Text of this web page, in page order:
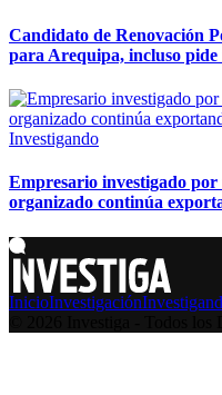
Candidato de Renovación
para Arequipa, incluso
Investigando
Empresario investigado por
organizado continúa
InicioInvestigación